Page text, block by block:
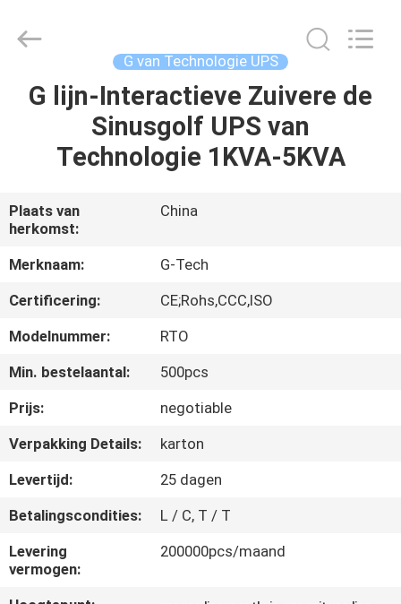
THUIS
PRODUCTEN
OVER
ONS
FABRIEKSTOCHT
NEEM
CONTACT
MET
ONS
POWER
GROUP.
Reserved.
G van Technologie UPS
G lijn-Interactieve Zuivere de
Sinusgolf UPS van
Technologie 1KVA-5KVA
Plaats van
herkomst:
China
Merknaam:
G-Tech
Certificering:
CE;Rohs,CCC,ISO
Modelnummer:
RTO
Min. bestelaantal:
500pcs
Prijs:
negotiable
Verpakking Details:
karton
Levertijd:
25 dagen
Betalingscondities:
L / C, T / T
Levering
vermogen:
200000pcs/maand